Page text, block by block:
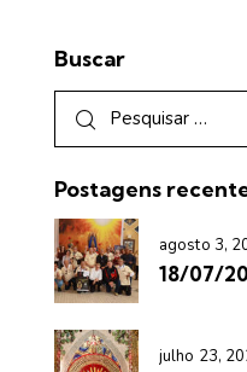
Buscar
Postagens
agosto 3,
18/07/
julho 23,